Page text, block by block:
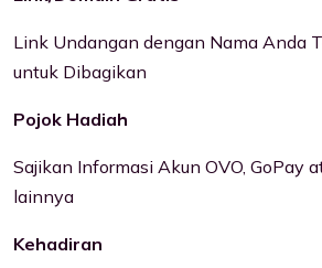
Link Undangan dengan Nama Anda
untuk Dibagikan
Pojok Hadiah
Sajikan Informasi Akun OVO, GoPay
lainnya
Kehadiran